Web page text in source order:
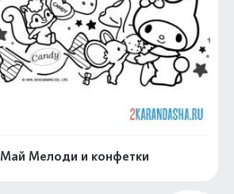
Май Мелоди и конфетки